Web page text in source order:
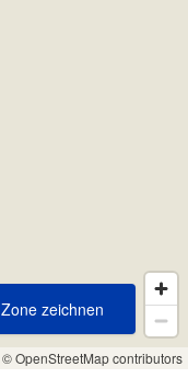
© OpenStreetMap contributors
Zone zeichnen
Zone zeichnen